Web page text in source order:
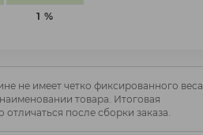
1 %
не имеет четко фиксированного веса.
товара. Итоговая
после сборки заказа.